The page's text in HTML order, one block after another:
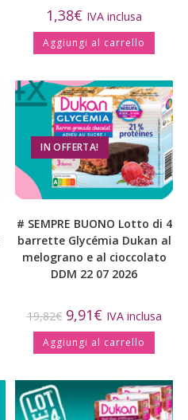
1,38€ IVA inclusa
Aggiungi al carrello
IN OFFERTA!
# SEMPRE BUONO Lotto di 4
barrette Glycémia Dukan al
melograno e al cioccolato
DDM 22 07 2026
19,82€ 9,91€ IVA inclusa
Aggiungi al carrello